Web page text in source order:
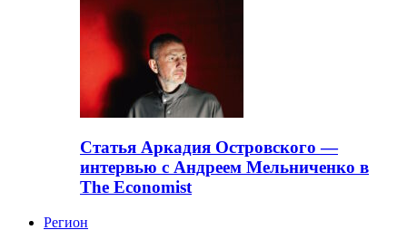
Статья Аркадия Островского —
интервью с Андреем Мельниченко в
The Economist
Регион